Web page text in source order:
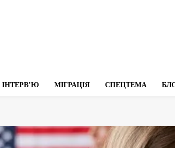
ІНТЕРВʼЮ МІГРАЦІЯ СПЕЦТЕМА